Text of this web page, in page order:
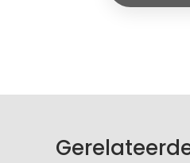
Je e-mailadres wordt